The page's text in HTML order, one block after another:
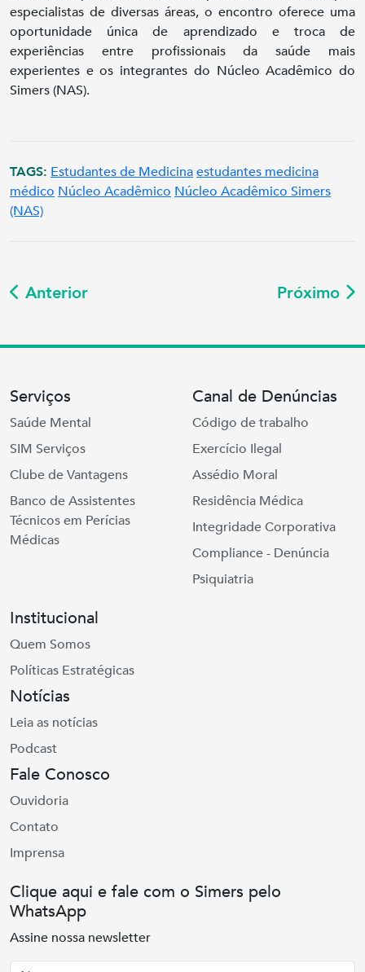
especialistas de diversas áreas, o encontro oferece uma
oportunidade única de aprendizado e troca de
experiências entre profissionais da saúde mais
experientes e os integrantes do Núcleo Acadêmico do
Simers (NAS).
TAGS: Estudantes de Medicinaestudantes medicina
médico Núcleo Acadêmico Núcleo Acadêmico Simers
(NAS)
Anterior Próximo
Serviços
Saúde Mental
SIM Serviços
Clube de Vantagens
Banco de Assistentes
Técnicos em Perícias
Médicas
Canal de Denúncias
Código de trabalho
Exercício Ilegal
Assédio Moral
Residência Médica
Integridade Corporativa
Compliance - Denúncia
Psiquiatria
Institucional
Quem Somos
Políticas Estratégicas
Notícias
Leia as notícias
Podcast
Fale Conosco
Ouvidoria
Contato
Imprensa
Clique aqui e fale com o Simers pelo
WhatsApp
Assine nossa newsletter